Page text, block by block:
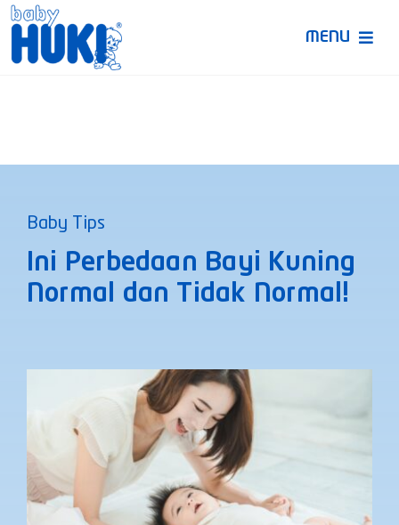
Skip
content
MENU
Baby Tips
Ini Perbedaan Bayi Kuning
Normal dan Tidak Normal!